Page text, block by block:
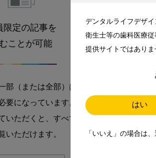
デンタルライフデザ
衛生士等の歯科医療
提供サイトではありま
はい
「いいえ」の場合は
限定の記事を
ことが可能
部（または全部）は
要になっています。
いただくと、すべて
いただけます。
師
お